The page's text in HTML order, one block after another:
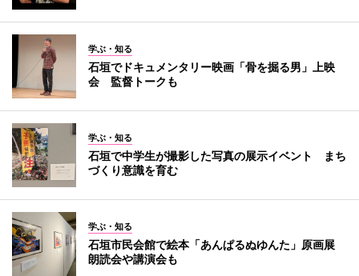
学ぶ・知る
石垣でドキュメンタリー映画「骨を掘る男」上映
会 監督トークも
学ぶ・知る
石垣で中学生が撮影した写真の展示イベント まち
づくり意識を育む
学ぶ・知る
石垣市民会館で絵本「あんぱるぬゆんた」原画展
朗読会や講演会も